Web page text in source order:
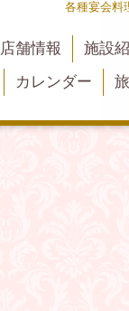
各種宴会料
店舗情報 施設
カレンダー